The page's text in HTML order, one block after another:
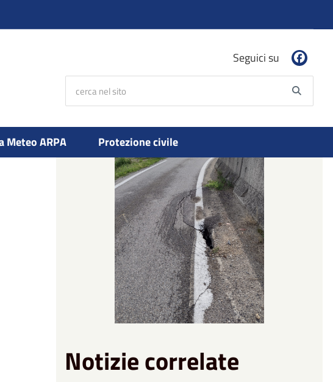
Seguici su
Meteo ARPA Protezione civile
Notizie correlate